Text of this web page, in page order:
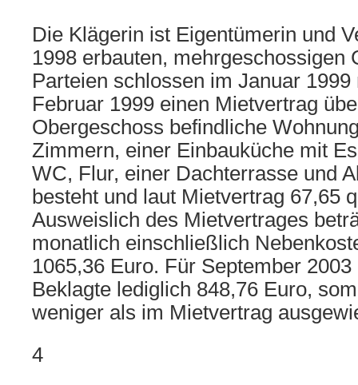
Die Klägerin ist Eigentümerin und
1998 erbauten, mehrgeschossigen
Parteien schlossen im Januar
Februar 1999 einen Mietvertrag
Obergeschoss befindliche
Zimmern, einer Einbauküche mit
WC, Flur, einer Dachterrasse und
besteht und laut Mietvertrag 67,65
Ausweislich des Mietvertrages
monatlich einschließlich
1065,36 Euro. Für September
Beklagte lediglich 848,76 Euro,
weniger als im Mietvertrag
4